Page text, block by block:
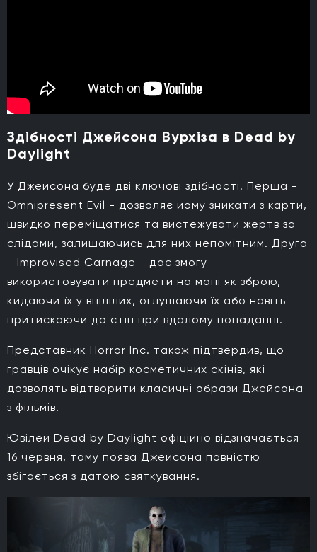
Здібності Джейсона Вурхіза в Dead by
Daylight
У Джейсона буде дві ключові здібності. Перша -
Omnipresent Evil - дозволяє йому зникати з карти,
швидко переміщатися та вистежувати жертв за
слідами, залишаючись для них непомітним. Друга
- Improvised Carnage - дає змогу
використовувати предмети на мапі як зброю,
кидаючи їх у вцілілих, оглушаючи їх або навіть
притискаючи до стін при вдалому попаданні.
Представник Horror Inc. також підтвердив, що
гравців очікує набір косметичних скінів, які
дозволять відтворити класичні образи Джейсона
з фільмів.
Ювілей Dead by Daylight офіційно відзначається
16 червня, тому поява Джейсона повністю
збігається з датою святкування.